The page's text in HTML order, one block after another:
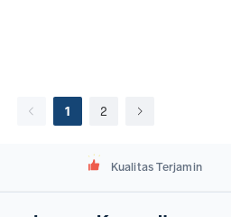
1 2
Kualitas Terjamin